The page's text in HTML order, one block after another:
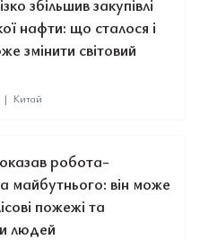
збільшив закупівлі
нафти: що сталося і
змінити світовий
| Китай
робота-
майбутнього: він може
пожежі та
людей